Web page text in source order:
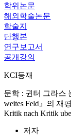
학위논문
해외학술논문
학술지
단행본
연구보고서
공개강의
KCI등재
문학 : 귄터 그라스
weites Feld』의 재
Kritik nach Kritik
저자